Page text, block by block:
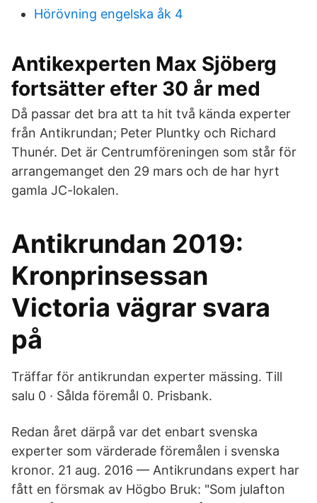
Hörövning engelska åk 4
Antikexperten Max Sjöberg
fortsätter efter 30 år med
Då passar det bra att ta hit två kända experter
från Antikrundan; Peter Pluntky och Richard
Thunér. Det är Centrumföreningen som står för
arrangemanget den 29 mars och de har hyrt
gamla JC-lokalen.
Antikrundan 2019:
Kronprinsessan
Victoria vägrar svara
på
Träffar för antikrundan experter mässing. Till
salu 0 · Sålda föremål 0. Prisbank.
Redan året därpå var det enbart svenska
experter som värderade föremålen i svenska
kronor. 21 aug. 2016 — Antikrundans expert har
fått en försmak av Högbo Bruk: "Som julafton